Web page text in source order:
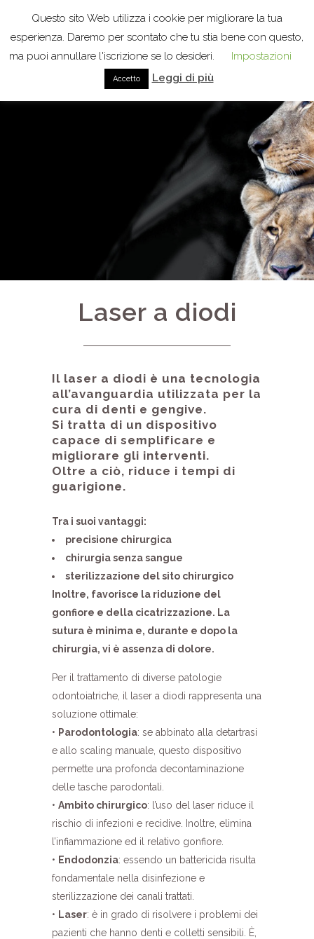
Laser a diodi
Il laser a diodi è una tecnologia
all’avanguardia utilizzata per la
cura di denti e gengive.
Si tratta di un dispositivo
capace di semplificare e
migliorare gli interventi.
Oltre a ciò, riduce i tempi di
guarigione.
Tra i suoi vantaggi:
precisione chirurgica
chirurgia senza sangue
sterilizzazione del sito chirurgico
Inoltre, favorisce la riduzione del
gonfiore e della cicatrizzazione. La
sutura è minima e, durante e dopo la
chirurgia, vi è assenza di dolore.
Per il trattamento di diverse patologie
odontoiatriche, il laser a diodi rappresenta una
soluzione ottimale:
• Parodontologia: se abbinato alla detartrasi
e allo scaling manuale, questo dispositivo
permette una profonda decontaminazione
delle tasche parodontali.
• Ambito chirurgico: l’uso del laser riduce il
rischio di infezioni e recidive. Inoltre, elimina
l’infiammazione ed il relativo gonfiore.
• Endodonzia: essendo un battericida risulta
fondamentale nella disinfezione e
sterilizzazione dei canali trattati.
• Laser: è in grado di risolvere i problemi dei
pazienti che hanno denti e colletti sensibili. È,
Questo sito Web utilizza i cookie per migliorare la tua
esperienza. Daremo per scontato che tu stia bene con questo,
ma puoi annullare l'iscrizione se lo desideri.
Impostazioni
Accetto Leggi di più